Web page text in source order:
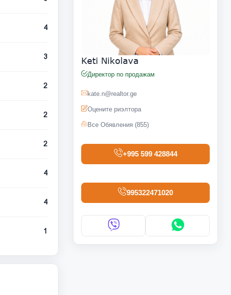
4
3
2
2
2
4
4
1
Keti Nikolava
Директор по продажам
kate.n@realtor.ge
Оцените риэлтора
Все Обявления (855)
+995 599 428844
995322471020